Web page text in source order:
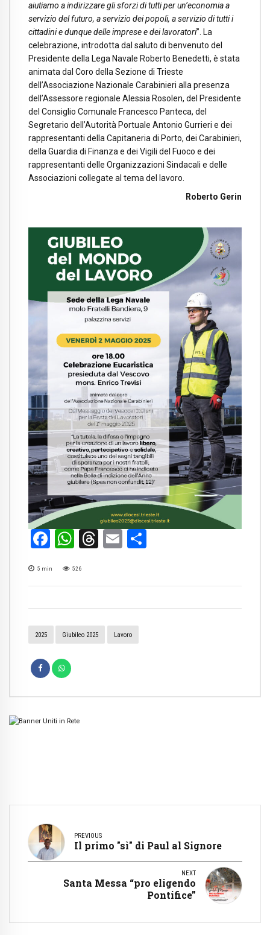
aiutiamo a indirizzare gli sforzi di tutti per un’economia a
servizio del futuro, a servizio dei popoli, a servizio di tutti i
cittadini e dunque delle imprese e dei lavoratori”. La
celebrazione, introdotta dal saluto di benvenuto del
Presidente della Lega Navale Roberto Benedetti, è stata
animata dal Coro della Sezione di Trieste
dell’Associazione Nazionale Carabinieri alla presenza
dell’Assessore regionale Alessia Rosolen, del Presidente
del Consiglio Comunale Francesco Panteca, del
Segretario dell’Autorità Portuale Antonio Gurrieri e dei
rappresentanti della Capitaneria di Porto, dei Carabinieri,
della Guardia di Finanza e dei Vigili del Fuoco e dei
rappresentanti delle Organizzazioni Sindacali e delle
Associazioni collegate al tema del lavoro.
Roberto Gerin
Facebook
WhatsApp
Threads
Email
5 min 526
2025 Giubileo 2025 Lavoro
PREVIOUS
Il primo "sì" di Paul al Signore
NEXT
Santa Messa “pro eligendo
Pontifice”